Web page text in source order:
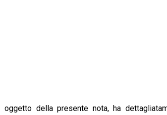
della presente nota, ha